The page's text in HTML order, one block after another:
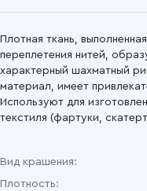
Плотная ткань,
переплетения нитей,
характерный шахматный
материал, имеет
Используют для
текстиля (фартуки,
Вид крашения:
Плотность: